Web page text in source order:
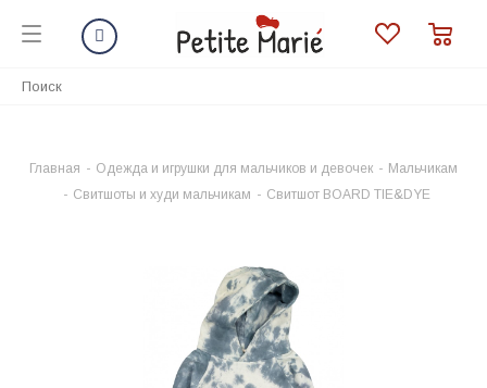
Главная - Одежда и игрушки для мальчиков и девочек - Мальчикам
- Свитшоты и худи мальчикам - Свитшот BOARD TIE&DYE